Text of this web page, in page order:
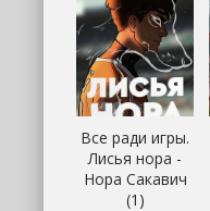
Все ради игры.
Лисья нора -
Нора Сакавич
(1)